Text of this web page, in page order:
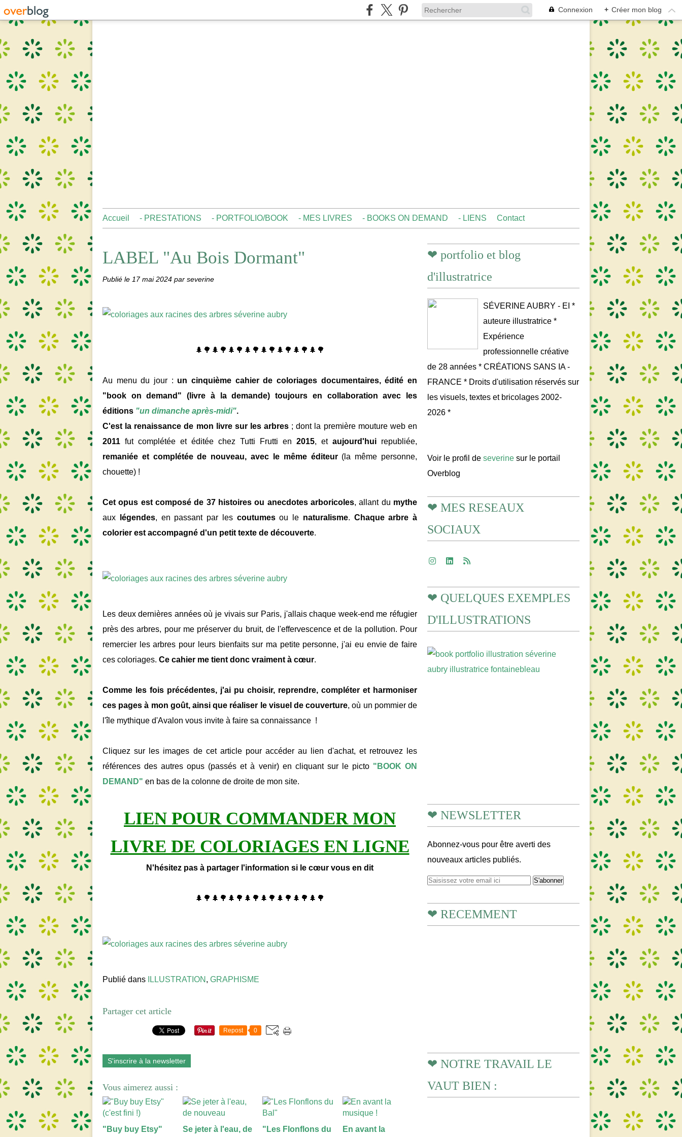
Connexion + Créer mon blog
Accueil - PRESTATIONS - PORTFOLIO/BOOK - MES LIVRES - BOOKS ON DEMAND - LIENS Contact
LABEL "Au Bois Dormant"
Publié le 17 mai 2024 par severine
🌲🌳🌲🌳🌲🌳🌲🌳🌲🌳🌲🌳🌲🌳🌲🌳
Au menu du jour : un cinquième cahier de coloriages documentaires, édité en
"book on demand" (livre à la demande) toujours en collaboration avec les
éditions "un dimanche après-midi".
C'est la renaissance de mon livre sur les arbres ; dont la première mouture web en
2011 fut complétée et éditée chez Tutti Frutti en 2015, et aujourd'hui republiée,
remaniée et complétée de nouveau, avec le même éditeur(la même personne,
chouette) !
Cet opus est composé de 37 histoires ou anecdotes arboricoles, allant du mythe
aux
légendes, en passant par les coutumesou le naturalisme. Chaque arbre à
colorier est accompagné d'un petit texte de découverte.
Les deux dernières années où je vivais sur Paris, j'allais chaque week-end me réfugier
près des arbres, pour me préserver du bruit, de l'effervescence et de la pollution. Pour
remercier les arbres pour leurs bienfaits sur ma petite personne, j'ai eu envie de faire
ces coloriages. Ce cahier me tient donc vraiment à cœur.
Comme les fois précédentes, j'ai pu choisir, reprendre, compléter et harmoniser
ces pages à mon goût, ainsi que réaliser le visuel de couverture, où un pommier de
l'île mythique d'Avalon vous invite à faire sa connaissance !
Cliquez sur les images de cet article pour accéder au lien d'achat, et retrouvez les
références des autres opus (passés et à venir) en cliquant sur le picto "BOOK ON
DEMAND" en bas de la colonne de droite de mon site.
LIEN POUR COMMANDER MON
LIVRE DE COLORIAGES EN LIGNE
N'hésitez pas à partager l'information si le cœur vous en dit
🌲🌳🌲🌳🌲🌳🌲🌳🌲🌳🌲🌳🌲🌳🌲🌳
Publié dans ILLUSTRATION , GRAPHISME
Partager cet article
Repost 0
S'inscrire à la newsletter
Vous aimerez aussi :
"Buy buy Etsy"
Se jeter à l'eau, de
"Les Flonflons du
En avant la
❤ portfolio et blog
d'illustratrice
SÉVERINE AUBRY - EI *
auteure illustratrice *
Expérience
professionnelle créative
de 28 années * CRÉATIONS SANS IA -
FRANCE * Droits d'utilisation réservés sur
les visuels, textes et bricolages 2002-
2026 *
Voir le profil de severine sur le portail
Overblog
❤ MES RESEAUX
SOCIAUX
❤ QUELQUES EXEMPLES
D'ILLUSTRATIONS
❤ NEWSLETTER
Abonnez-vous pour être averti des
nouveaux articles publiés.
❤ RECEMMENT
❤ NOTRE TRAVAIL LE
VAUT BIEN :